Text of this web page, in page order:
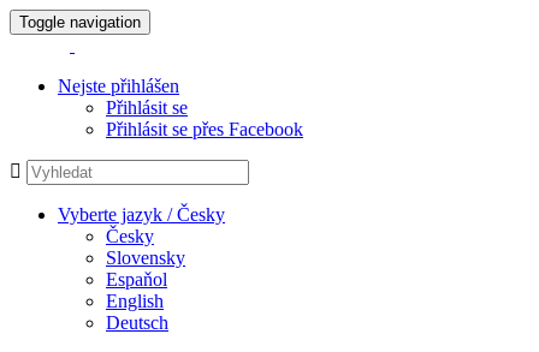
Toggle navigation
Nejste přihlášen
Přihlásit se
Přihlásit se přes Facebook
Vyberte jazyk / Česky
Česky
Slovensky
Espaňol
English
Deutsch